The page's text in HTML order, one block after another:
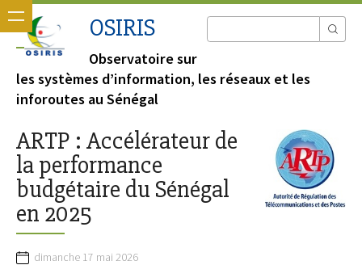
OSIRIS
Observatoire sur
les systèmes d’information, les réseaux et les
inforoutes au Sénégal
ARTP : Accélérateur de
la performance
budgétaire du Sénégal
en 2025
dimanche 17 mai 2026